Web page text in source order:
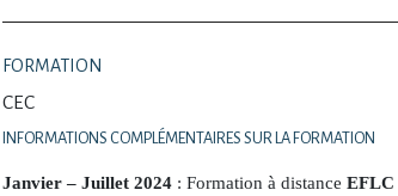
FORMATION
CEC
INFORMATIONS COMPLÉMENTAIRES SUR LA FORMATION
Janvier – Juillet 2024 : Formation à distance EFLC